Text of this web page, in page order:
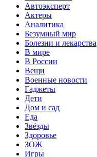
Автоэксперт
Актеры
Аналитика
Безумный мир
Болезни и лекарства
В мире
В России
Вещи
Военные новости
Гаджеты
Дети
Дом и сад
Еда
Звёзды
Здоровье
ЗОЖ
Игры